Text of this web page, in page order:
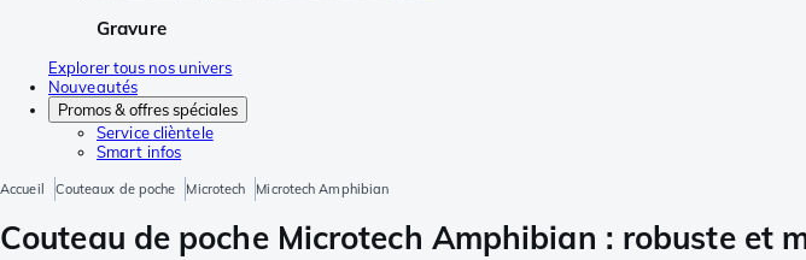
Gravure
Explorer tous nos univers
Nouveautés
Promos & offres spéciales
Service clièntele
Smart infos
Accueil Couteaux de poche Microtech Microtech Amphibian
Couteau de poche Microtech Amphibian : robuste et